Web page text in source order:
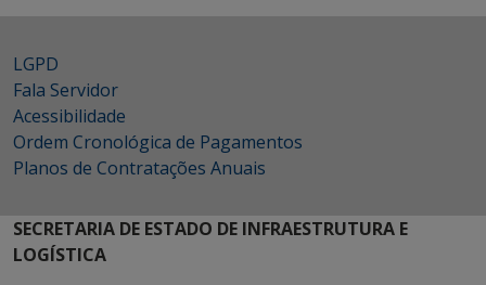
LGPD
Fala Servidor
Acessibilidade
Ordem Cronológica de Pagamentos
Planos de Contratações Anuais
SECRETARIA DE ESTADO DE INFRAESTRUTURA E
LOGÍSTICA